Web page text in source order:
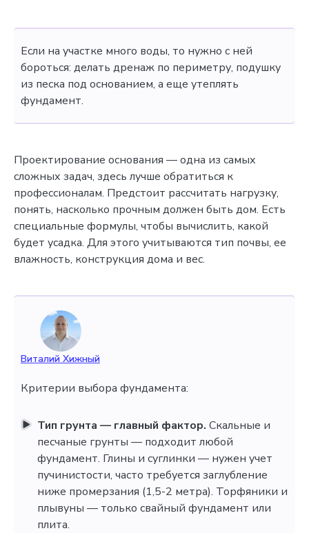
Если на участке много воды, то нужно с ней
бороться: делать дренаж по периметру, подушку
из песка под основанием, а еще утеплять
фундамент.
Проектирование основания — одна из самых
сложных задач, здесь лучше обратиться к
профессионалам. Предстоит рассчитать нагрузку,
понять, насколько прочным должен быть дом. Есть
специальные формулы, чтобы вычислить, какой
будет усадка. Для этого учитываются тип почвы, ее
влажность, конструкция дома и вес.
Виталий Хижный
Критерии выбора фундамента:
Тип грунта — главный фактор. Скальные и
песчаные грунты — подходит любой
фундамент. Глины и суглинки — нужен учет
пучинистости, часто требуется заглубление
ниже промерзания (1,5-2 метра). Торфяники и
плывуны — только свайный фундамент или
плита.